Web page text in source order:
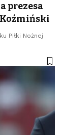
prezesa
Koźmiński
Piłki Nożnej